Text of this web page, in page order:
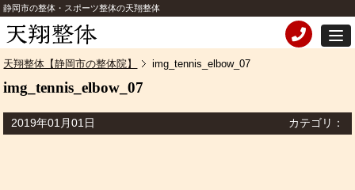
静岡市の整体・スポーツ整体の天翔整体
天翔整体【静岡市の整体院】 img_tennis_elbow_07
img_tennis_elbow_07
2019年01月01日 カテゴリ：